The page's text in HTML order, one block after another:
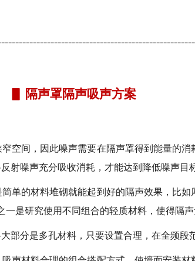
▋ 隔声罩隔声吸声方案
空间，因此噪声需要在隔声罩得到能量的消
射噪声充分吸收消耗，才能达到降低噪声目
单的材料堆砌就能起到好的隔声效果，比
是研究使用不同组合的轻质材料，使得隔声
部分是多孔材料，只要设置合理，在全频段